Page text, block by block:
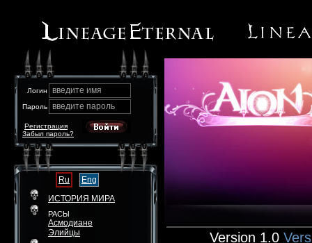
Логин введите имя
Пароль введите пароль
Забыл пароль?
Регистрация
Ru
Eng
ИСТОРИЯ МИРА
РАСЫ
Асмодиане
Элийцы
Version 1.0